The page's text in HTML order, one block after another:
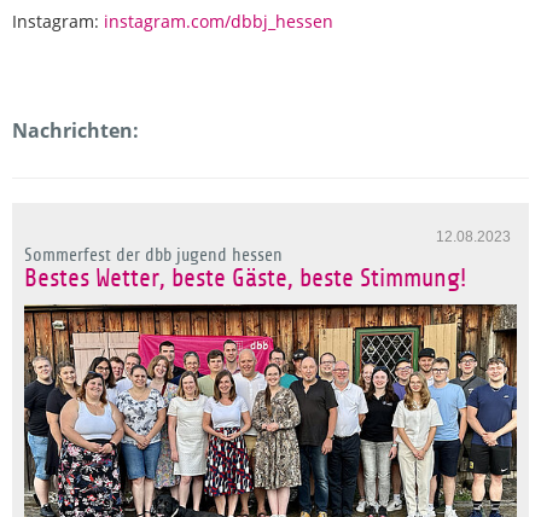
Instagram: instagram.com/dbbj_hessen
Nachrichten:
12.08.2023
Sommerfest der dbb jugend hessen
Bestes Wetter, beste Gäste, beste Stimmung!